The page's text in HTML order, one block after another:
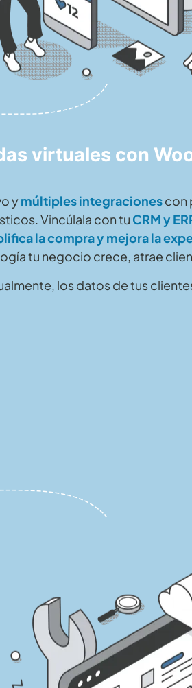
virtuales con
ymúltiples integracionescon
Vincúlala con tu CRM y
la compra y mejora la
tu negocio crece, atrae
los datos de tus